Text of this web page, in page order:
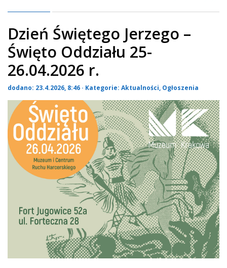
Dzień Świętego Jerzego –
Święto Oddziału 25-
26.04.2026 r.
dodano: 23.4.2026, 8:46 · Kategorie: Aktualności, Ogłoszenia